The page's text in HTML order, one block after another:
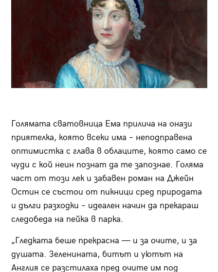
Голямата сватовница Ема прилича на онази
приятелка, която всеки има – неподправена
оптимистка с глава в облаците, която само се
чуди с кой неин познат да те запознае. Голяма
част от този лек и забавен роман на Джейн
Остин се състои от пикници сред природата
и дълги разходки – идеален начин да прекараш
следобеда на пейка в парка.
„Гледката беше прекрасна — и за очите, и за
душата. Зеленината, битът и уютът на
Англия се разстилаха пред очите им под